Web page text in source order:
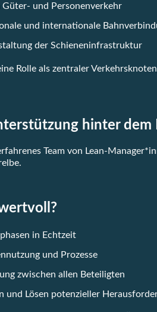
und Personenverkehr
und internationale
der Schieneninfrastruktur
Rolle als zentraler
hinter dem
Team von Lean-
in Echtzeit
und Prozesse
zwischen allen Beteiligten
und Lösen potenzieller